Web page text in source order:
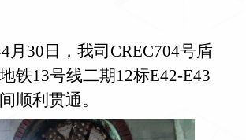
月30日，我司CREC704号盾
铁13号线二期12标E42-E43
顺利贯通。